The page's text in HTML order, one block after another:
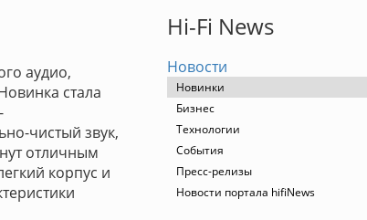
аудио,
стала
чистый звук,
отличным
корпус и
Hi-Fi News
Новости
Новинки
Бизнес
Технологии
События
Пресс-релизы
Новости портала hifiNews